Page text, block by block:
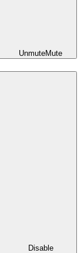
UnmuteMute
Disable